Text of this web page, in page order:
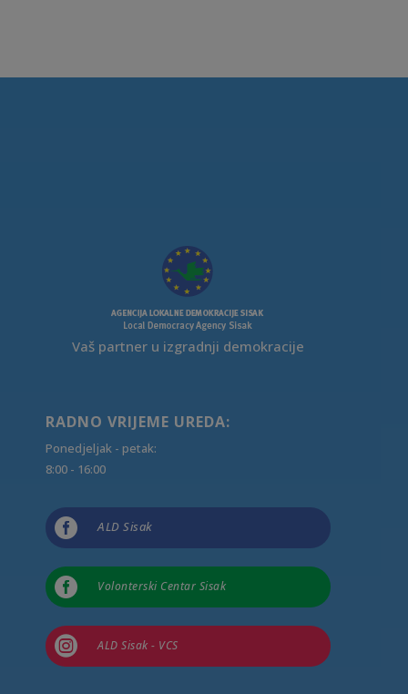
Vaš partner u izgradnji demokracije
RADNO VRIJEME UREDA:
Ponedjeljak - petak:
8:00 - 16:00
 ALD Sisak
 Volonterski Centar Sisak
 ALD Sisak - VCS